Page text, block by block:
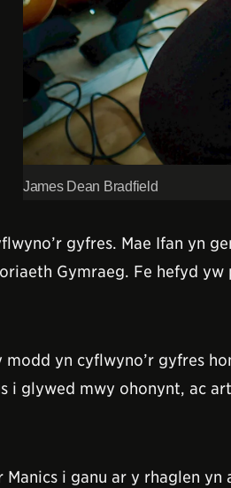
James Dean Bradfield
gyfres. Mae Ifan yn
Gymraeg. Fe hefyd
yn cyflwyno’r gyfres
i glywed mwy ohonynt, ac
Manics i ganu ar y rhaglen